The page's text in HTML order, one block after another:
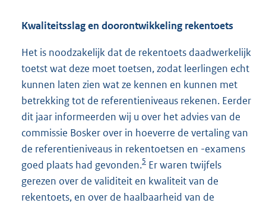
Kwaliteitsslag en doorontwikkeling rekentoets
Het is noodzakelijk dat de rekentoets daadwerkelijk
toetst wat deze moet toetsen, zodat leerlingen echt
kunnen laten zien wat ze kennen en kunnen met
betrekking tot de referentieniveaus rekenen. Eerder
dit jaar informeerden wij u over het advies van de
commissie Bosker over in hoeverre de vertaling van
de referentieniveaus in rekentoetsen en -examens
goed plaats had gevonden.5 Er waren twijfels
gerezen over de validiteit en kwaliteit van de
rekentoets, en over de haalbaarheid van de